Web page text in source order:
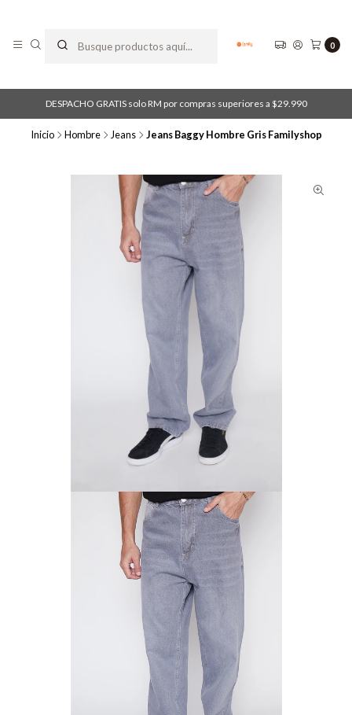
0
DESPACHO GRATIS solo RM por compras superiores a $29.990
Inicio Hombre Jeans Jeans Baggy Hombre Gris Familyshop